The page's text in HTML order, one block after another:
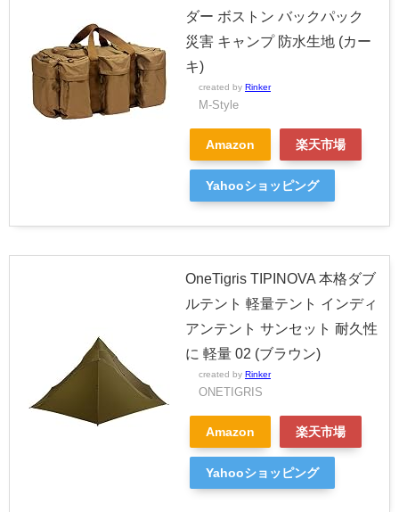
ダー ボストン バックパック
災害 キャンプ 防水生地 (カー
キ)
created by Rinker
M-Style
Amazon 楽天市場
Yahooショッピング
OneTigris TIPINOVA 本格ダブ
ルテント 軽量テント インディ
アンテント サンセット 耐久性
に 軽量 02 (ブラウン)
created by Rinker
ONETIGRIS
Amazon 楽天市場
Yahooショッピング